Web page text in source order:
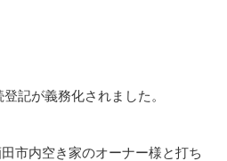
記が義務化されました。
市内空き家のオーナー様と打ち